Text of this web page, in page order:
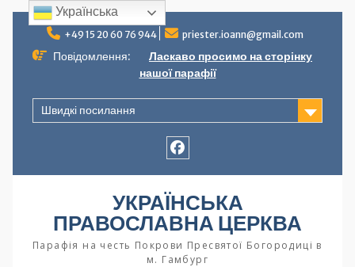
+49 15 20 60 76 944 priester.ioann@gmail.com
Повідомлення:
Ласкаво просимо на сторінку
нашої парафії
Швидкі посилання
УКРАЇНСЬКА
ПРАВОСЛАВНА ЦЕРКВА
Парафія на честь Покрови Пресвятої Богородиці в
м. Гамбург
Українська